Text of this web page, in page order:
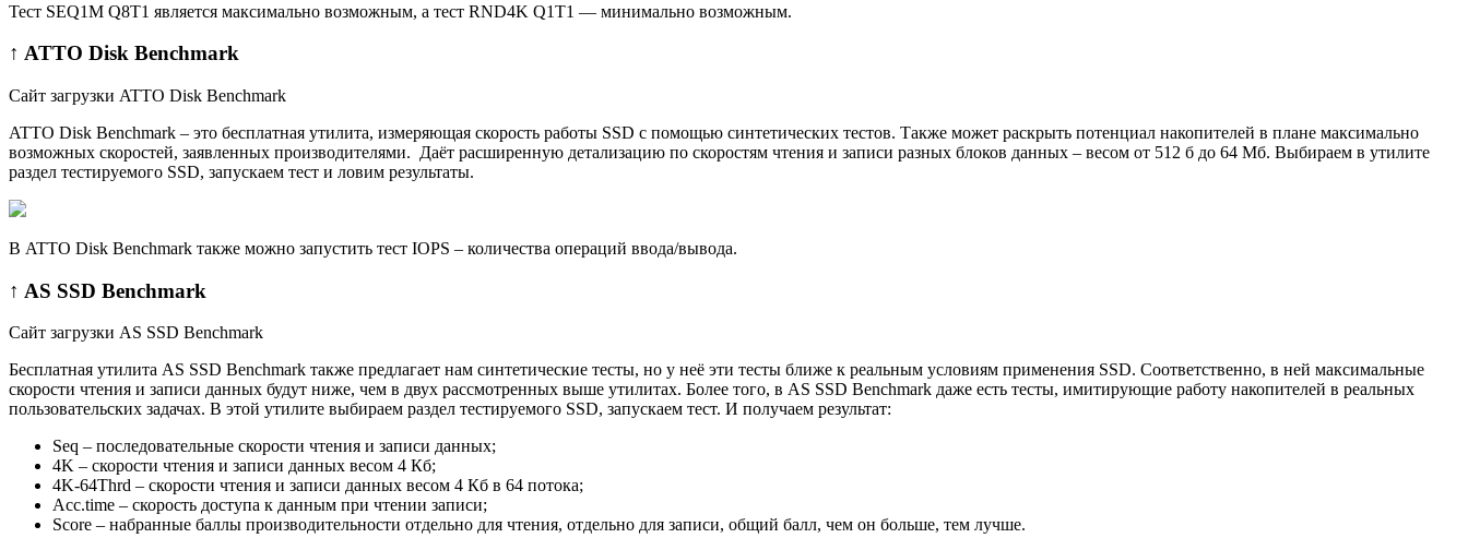
Тест SEQ1M Q8T1 является максимально возможным, а тест RND4K Q1T1 — минимально возможным.
↑ ATTO Disk Benchmark
Сайт загрузки ATTO Disk Benchmark
ATTO Disk Benchmark – это бесплатная утилита, измеряющая скорость работы SSD с помощью синтетических тестов. Также может раскрыть потенциал накопителей в плане максимально
возможных скоростей, заявленных производителями. Даёт расширенную детализацию по скоростям чтения и записи разных блоков данных – весом от 512 б до 64 Мб. Выбираем в утилите
раздел тестируемого SSD, запускаем тест и ловим результаты.
В ATTO Disk Benchmark также можно запустить тест IOPS – количества операций ввода/вывода.
↑ AS SSD Benchmark
Сайт загрузки AS SSD Benchmark
Бесплатная утилита AS SSD Benchmark также предлагает нам синтетические тесты, но у неё эти тесты ближе к реальным условиям применения SSD. Соответственно, в ней максимальные
скорости чтения и записи данных будут ниже, чем в двух рассмотренных выше утилитах. Более того, в AS SSD Benchmark даже есть тесты, имитирующие работу накопителей в реальных
пользовательских задачах. В этой утилите выбираем раздел тестируемого SSD, запускаем тест. И получаем результат:
Seq – последовательные скорости чтения и записи данных;
4K – скорости чтения и записи данных весом 4 Кб;
4K-64Thrd – скорости чтения и записи данных весом 4 Кб в 64 потока;
Acc.time – скорость доступа к данным при чтении записи;
Score – набранные баллы производительности отдельно для чтения, отдельно для записи, общий балл, чем он больше, тем лучше.